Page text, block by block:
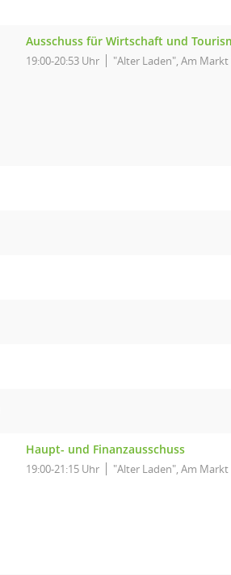
Ausschuss für Wirtschaft und
19:00-20:53 Uhr "Alter Laden", Am
Haupt- und Finanzausschuss
19:00-21:15 Uhr "Alter Laden", Am